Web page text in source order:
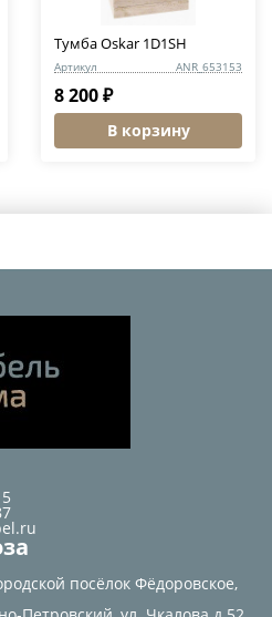
Тумба Oskar 1D1SH
Артикул ANR_653153
8 200 ₽
В корзину
посёлок Фёдоровское,